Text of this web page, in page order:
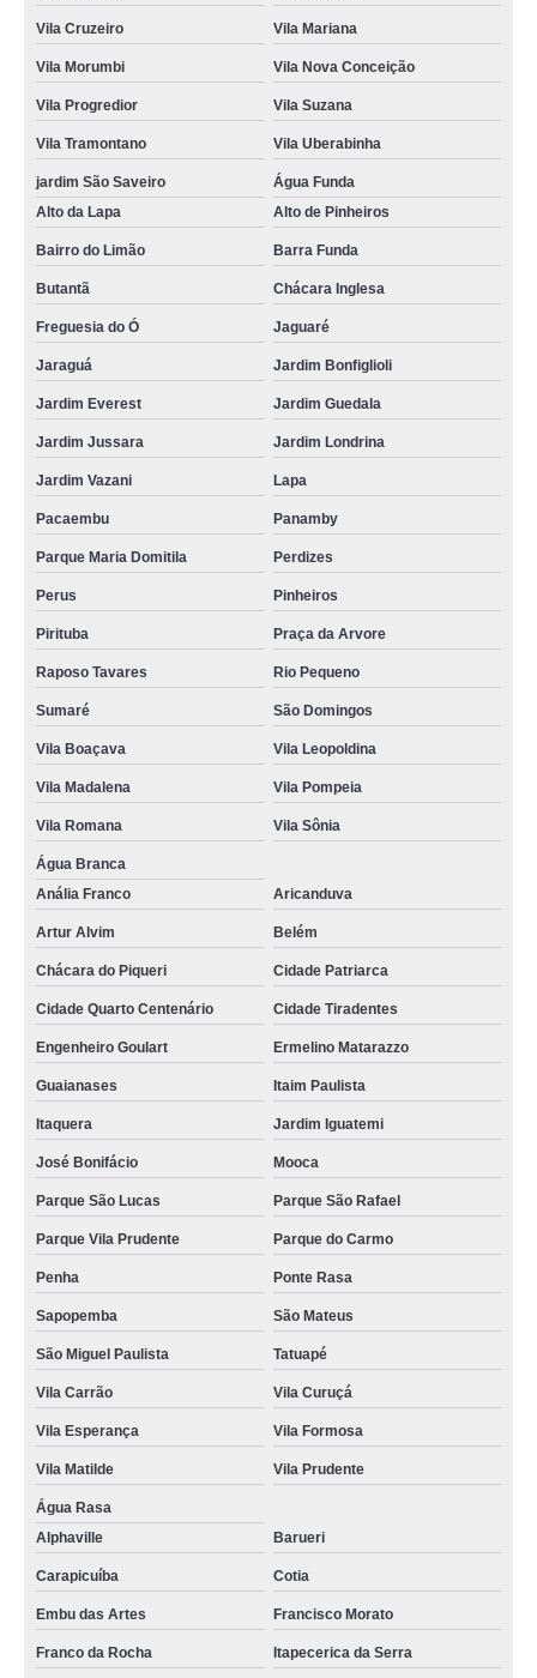
Vila Cruzeiro Vila Mariana
Vila Morumbi Vila Nova Conceição
Vila Progredior Vila Suzana
Vila Tramontano Vila Uberabinha
jardim São Saveiro
Água Funda
Alto da Lapa
Alto de Pinheiros
Bairro do Limão Barra Funda
Butantã Chácara Inglesa
Freguesia do Ó Jaguaré
Jaraguá Jardim Bonfiglioli
Jardim Everest Jardim Guedala
Jardim Jussara Jardim Londrina
Jardim Vazani Lapa
Pacaembu Panamby
Parque Maria Domitila Perdizes
Perus Pinheiros
Pirituba Praça da Arvore
Raposo Tavares Rio Pequeno
Sumaré São Domingos
Vila Boaçava Vila Leopoldina
Vila Madalena Vila Pompeia
Vila Romana Vila Sônia
Água Branca
Anália Franco
Aricanduva
Artur Alvim Belém
Chácara do Piqueri Cidade Patriarca
Cidade Quarto Centenário Cidade Tiradentes
Engenheiro Goulart Ermelino Matarazzo
Guaianases Itaim Paulista
Itaquera Jardim Iguatemi
José Bonifácio Mooca
Parque São Lucas Parque São Rafael
Parque Vila Prudente Parque do Carmo
Penha Ponte Rasa
Sapopemba São Mateus
São Miguel Paulista Tatuapé
Vila Carrão Vila Curuçá
Vila Esperança Vila Formosa
Vila Matilde Vila Prudente
Água Rasa
Alphaville
Barueri
Carapicuíba Cotia
Embu das Artes Francisco Morato
Franco da Rocha Itapecerica da Serra